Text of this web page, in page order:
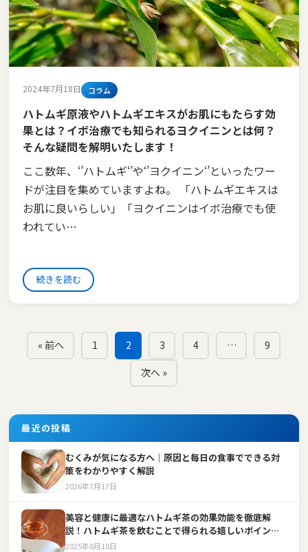
2024年7月18日 コラム
ハトムギ原液やハトムギエキスがお肌にもたらす効
果とは？イボ治療でも知られるヨクイニンとは何？
そんな疑問を解明いたします！
ここ数年、‘’ハトムギ‘’や‘’ヨクイニン‘’といったワー
ドが注目を集めていますよね。 「ハトムギエキスは
お肌に良いらしい」「ヨクイニンはイボ治療でも使
われてい…
続きを読む
« 前へ 1 2 3 4 …
9
次へ »
最近の投稿
むくみが気になる方へ｜原因と毎日の食事でできる対
策をわかりやすく解説
2026年7月17日
美容と健康に最適なハトムギ茶の効果効能を徹底解
説！ハトムギ茶を飲むことで得られる嬉しいポイント
とは？
2025年8月10日